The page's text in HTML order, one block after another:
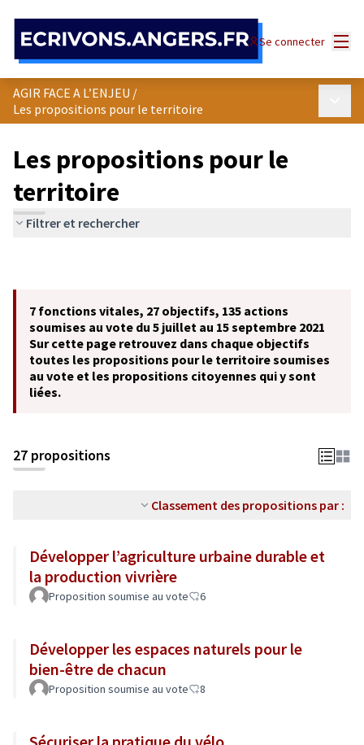
Se connecter
AGIR FACE A L’ENJEU /
Les propositions pour le territoire
Les propositions pour le
territoire
Filtrer et rechercher
7 fonctions vitales, 27 objectifs, 135 actions
soumises au vote du 5 juillet au 15 septembre 2021
Sur cette page retrouvez dans chaque objectifs
toutes les propositions pour le territoire soumises
au vote et les propositions citoyennes qui y sont
liées.
27 propositions
Classement des propositions par :
Développer l’agriculture urbaine durable et
la production vivrière
Proposition soumise au vote 6
Développer les espaces naturels pour le
bien-être de chacun
Proposition soumise au vote 8